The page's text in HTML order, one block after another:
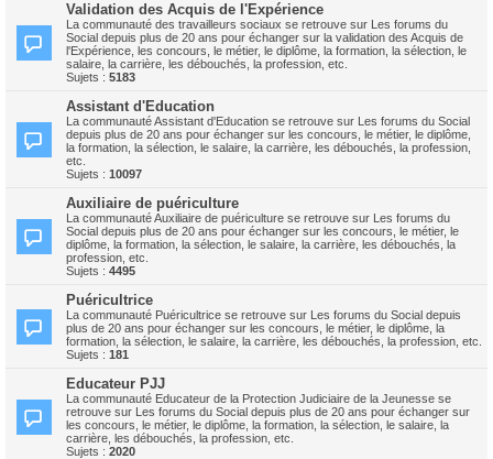
Validation des Acquis de l'Expérience
La communauté des travailleurs sociaux se retrouve sur Les forums du
Social depuis plus de 20 ans pour échanger sur la validation des Acquis de
l'Expérience, les concours, le métier, le diplôme, la formation, la sélection, le
salaire, la carrière, les débouchés, la profession, etc.
Sujets : 5183
Assistant d'Education
La communauté Assistant d'Education se retrouve sur Les forums du Social
depuis plus de 20 ans pour échanger sur les concours, le métier, le diplôme,
la formation, la sélection, le salaire, la carrière, les débouchés, la profession,
etc.
Sujets : 10097
Auxiliaire de puériculture
La communauté Auxiliaire de puériculture se retrouve sur Les forums du
Social depuis plus de 20 ans pour échanger sur les concours, le métier, le
diplôme, la formation, la sélection, le salaire, la carrière, les débouchés, la
profession, etc.
Sujets : 4495
Puéricultrice
La communauté Puéricultrice se retrouve sur Les forums du Social depuis
plus de 20 ans pour échanger sur les concours, le métier, le diplôme, la
formation, la sélection, le salaire, la carrière, les débouchés, la profession, etc.
Sujets : 181
Educateur PJJ
La communauté Educateur de la Protection Judiciaire de la Jeunesse se
retrouve sur Les forums du Social depuis plus de 20 ans pour échanger sur
les concours, le métier, le diplôme, la formation, la sélection, le salaire, la
carrière, les débouchés, la profession, etc.
Sujets : 2020